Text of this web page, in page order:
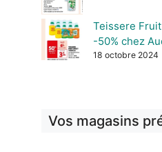
Teissere
-50% chez
18 octobre 2024
Vos magasins